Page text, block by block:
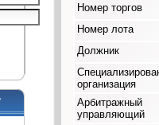
Номер торгов
Номер лота
Должник
организация
Арбитражный
управляющий